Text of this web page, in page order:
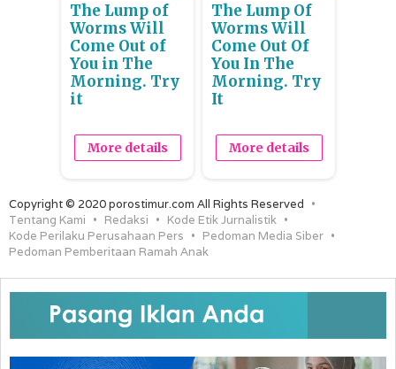
The Lump of
Worms Will
Come Out of
You in The
Morning. Try
it
More details
The Lump Of
Worms Will
Come Out Of
You In The
Morning. Try
It
More details
Copyright © 2020 porostimur.com All Rights Reserved
Tentang Kami
Redaksi
Kode Etik Jurnalistik
Kode Perilaku Perusahaan Pers
Pedoman Media Siber
Pedoman Pemberitaan Ramah Anak